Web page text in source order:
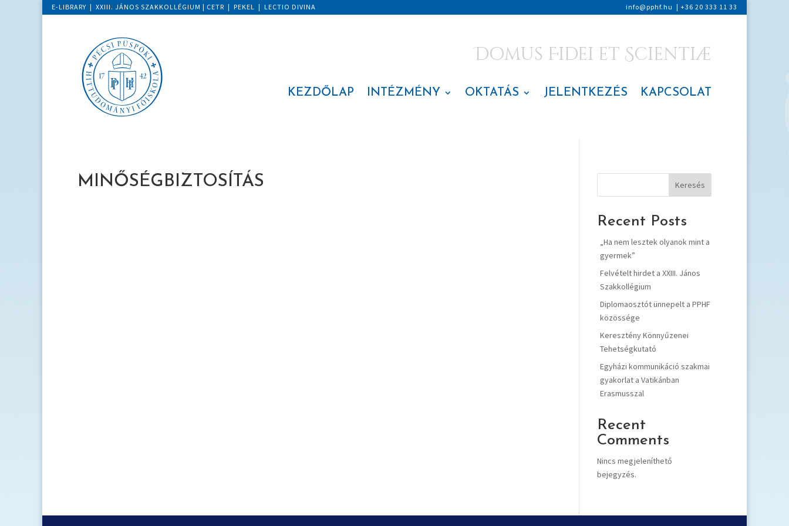
E-LIBRARY | XXIII. JÁNOS SZAKKOLLÉGIUM | CETR | PEKEL | LECTIO DIVINA info@pphf.hu | +36 20 333 11 33
Domus Fidei et Scientiæ
KEZDŐLAP INTÉZMÉNY OKTATÁS JELENTKEZÉS KAPCSOLAT
MINŐSÉGBIZTOSÍTÁS Keresés
Recent Posts
„Ha nem lesztek olyanok mint a
gyermek”
Felvételt hirdet a XXIII. János
Szakkollégium
Diplomaosztót ünnepelt a PPHF
közössége
Keresztény Könnyűzenei
Tehetségkutató
Egyházi kommunikáció szakmai
gyakorlat a Vatikánban
Erasmusszal
Recent
Comments
Nincs megjeleníthető
bejegyzés.